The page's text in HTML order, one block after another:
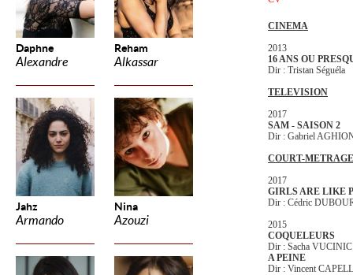
Daphne
Alexandre
Reham
Alkassar
Jahz
Armando
Nina
Azouzi
CINEMA
2013
16 ANS OU
Dir : Tristan Séguéla
TELEVISION
2017
SAM - SAISON 2
Dir : Gabriel
COURT-METRAGE
2017
GIRLS ARE LIKE
Dir : Cédric
2015
COQUELEURS
Dir : Sacha VUCINIC
A PEINE
Dir : Vincent